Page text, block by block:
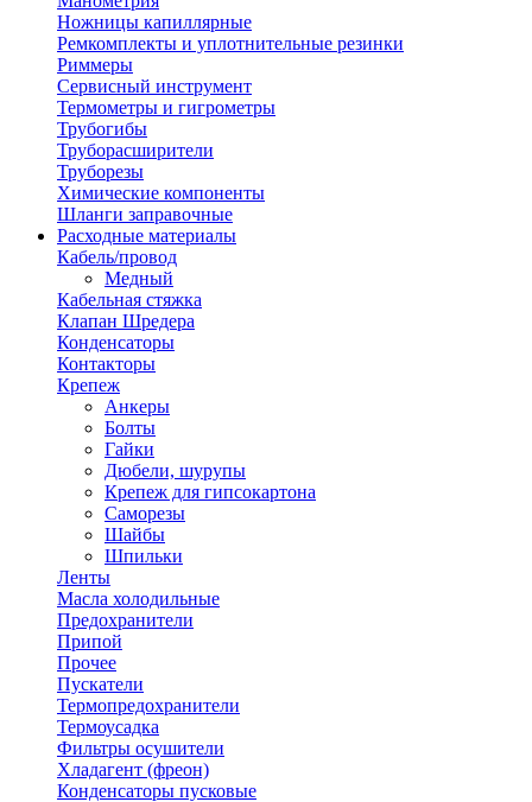
Ножницы капиллярные
Ремкомплекты и уплотнительные резинки
Риммеры
Сервисный инструмент
Термометры и гигрометры
Трубогибы
Труборасширители
Труборезы
Химические компоненты
Шланги заправочные
Расходные материалы
Кабель/провод
Медный
Кабельная стяжка
Клапан Шредера
Конденсаторы
Контакторы
Крепеж
Анкеры
Болты
Гайки
Дюбели, шурупы
Крепеж для гипсокартона
Саморезы
Шайбы
Шпильки
Ленты
Масла холодильные
Предохранители
Припой
Прочее
Пускатели
Термопредохранители
Термоусадка
Фильтры осушители
Хладагент (фреон)
Конденсаторы пусковые